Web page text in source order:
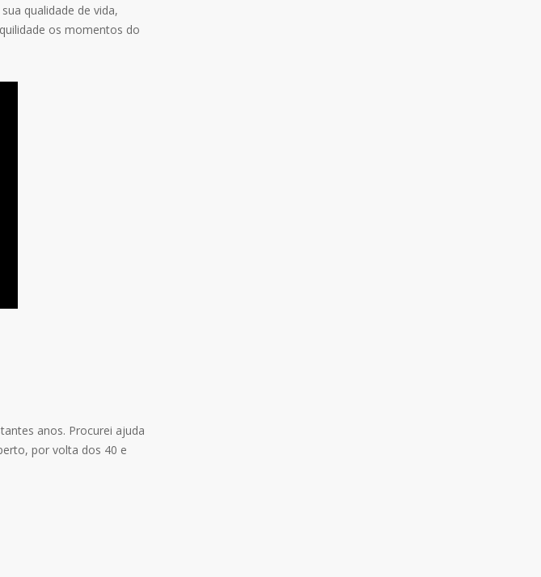
qualidade de vida,
os momentos do
anos. Procurei ajuda
por volta dos 40 e